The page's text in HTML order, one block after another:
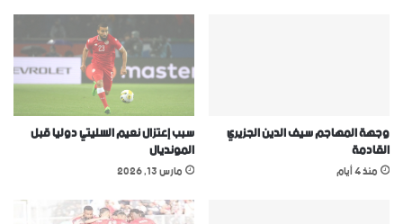
وجهة المهاجم سيف الدين الجزيري
القادمة
منذ 4 أيام
سبب إعتزال نعيم السليتي دوليا قبل
المونديال
مارس 13, 2026